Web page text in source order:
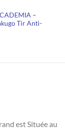
–
Tir Anti-
est Située au